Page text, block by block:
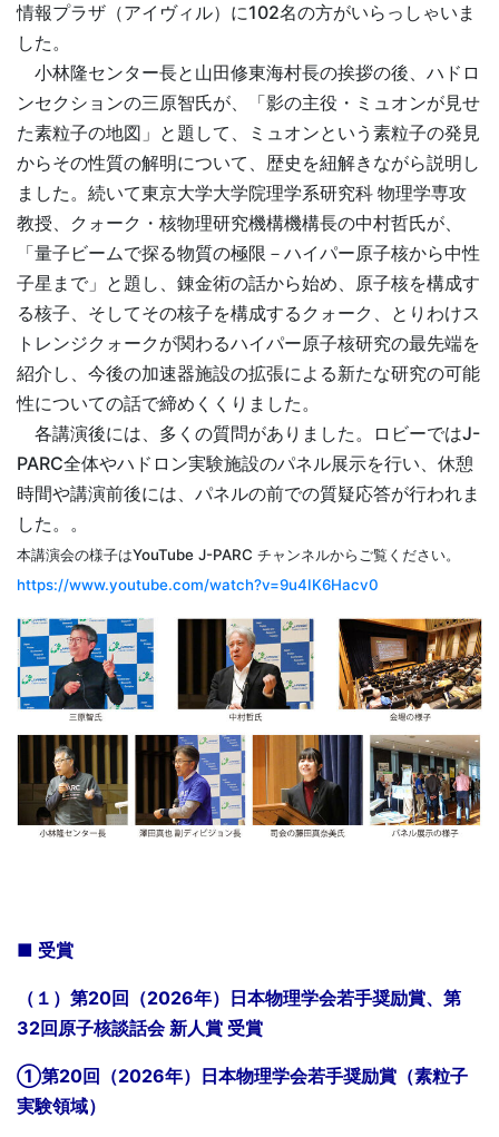
情報プラザ（アイヴィル）に102名の方がいらっしゃいま
した。
小林隆センター長と山田修東海村長の挨拶の後、ハドロ
ンセクションの三原智氏が、「影の主役・ミュオンが見せ
た素粒子の地図」と題して、ミュオンという素粒子の発見
からその性質の解明について、歴史を紐解きながら説明し
ました。続いて東京大学大学院理学系研究科 物理学専攻
教授、クォーク・核物理研究機構機構長の中村哲氏が、
「量子ビームで探る物質の極限－ハイパー原子核から中性
子星まで」と題し、錬金術の話から始め、原子核を構成す
る核子、そしてその核子を構成するクォーク、とりわけス
トレンジクォークが関わるハイパー原子核研究の最先端を
紹介し、今後の加速器施設の拡張による新たな研究の可能
性についての話で締めくくりました。
各講演後には、多くの質問がありました。ロビーではJ-
PARC全体やハドロン実験施設のパネル展示を行い、休憩
時間や講演前後には、パネルの前での質疑応答が行われま
した。。
本講演会の様子はYouTube J-PARC チャンネルからご覧ください。
https://www.youtube.com/watch?v=9u4IK6Hacv0
■ 受賞
（１）第20回（2026年）日本物理学会若手奨励賞、第
32回原子核談話会 新人賞 受賞
①第20回（2026年）日本物理学会若手奨励賞（素粒子
実験領域）